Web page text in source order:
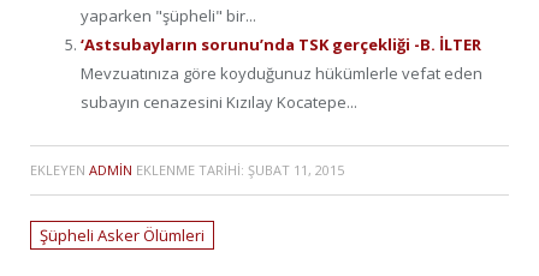
yaparken "şüpheli" bir...
‘Astsubayların sorunu’nda TSK gerçekliği -B. İLTER
Mevzuatınıza göre koyduğunuz hükümlerle vefat eden
subayın cenazesini Kızılay Kocatepe...
EKLEYEN ADMIN EKLENME TARIHI: ŞUBAT 11, 2015
Şüpheli Asker Ölümleri